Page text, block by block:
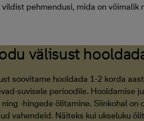
pehmendusi, mida on võimalik
välisust
soovitame hooldada 1-2 korda
suvisele perioodile. Hooldamise
-hingede õlitamine. Siinkohal on
vahendeid. Näiteks kui ukseluku